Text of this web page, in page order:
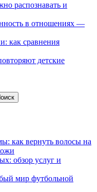
распознавать и
в отношениях —
как сравнения
детские
как вернуть волосы на
обзор услуг и
мир футбольной